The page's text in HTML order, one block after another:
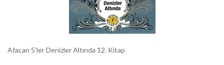
Afacan 5'ler Denizler Altında 12. Kitap